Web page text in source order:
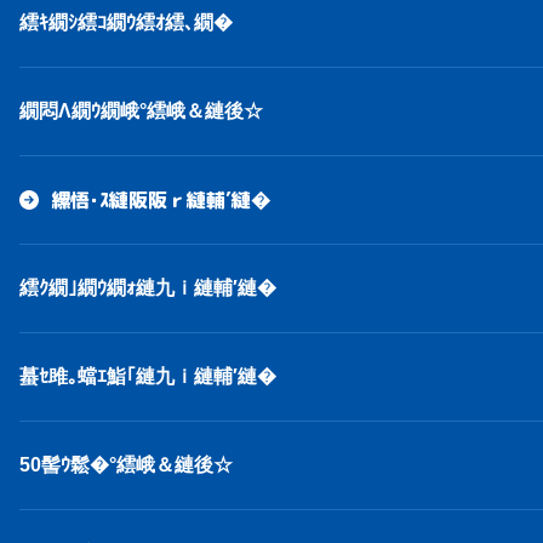
繧ｷ繝ｼ繧ｺ繝ｳ繧ｵ繧､繝�
繝悶Λ繝ｳ繝峨°繧峨＆縺後☆
縲悟･ｽ縺阪阪ｒ縺輔′縺�
繧ｸ繝｣繝ｳ繝ｫ縺九ｉ縺輔′縺�
蟇ｾ雎｡蟷ｴ鮨｢縺九ｉ縺輔′縺�
50髻ｳ鬆�°繧峨＆縺後☆